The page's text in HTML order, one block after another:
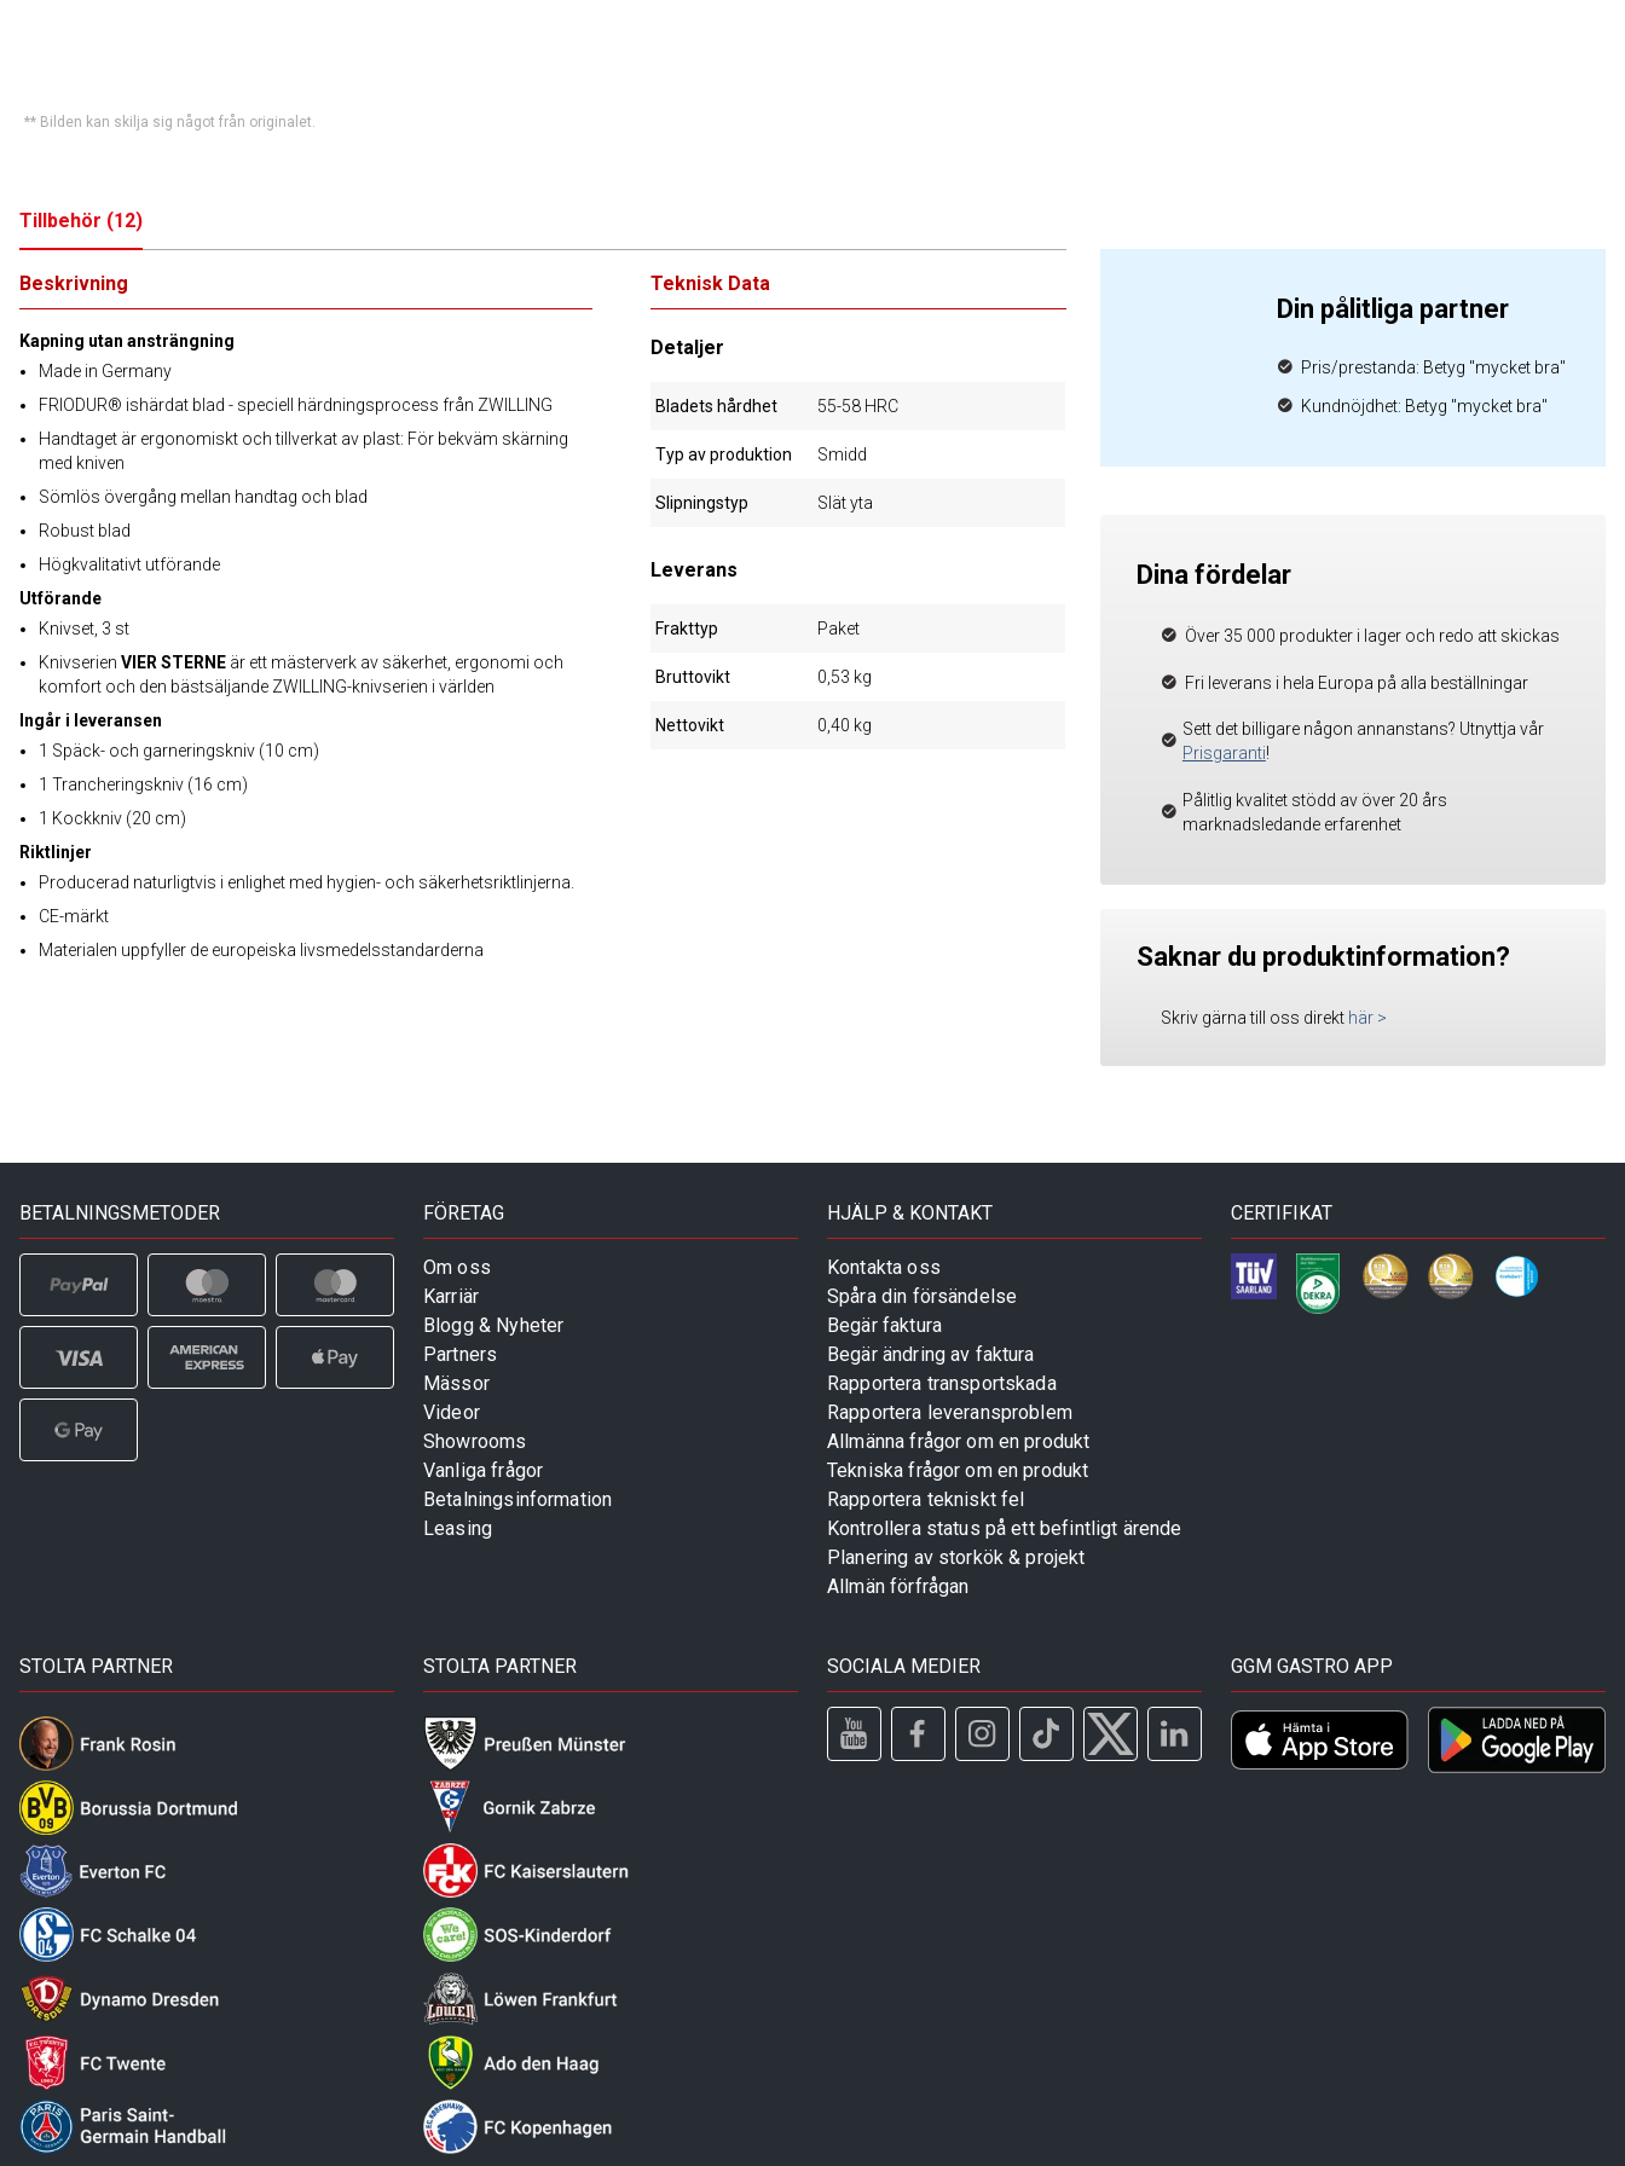
** Bilden kan skilja sig något från originalet.
Tillbehör (12)
Beskrivning
Kapning utan ansträngning
Made in Germany
FRIODUR® ishärdat blad - speciell härdningsprocess från ZWILLING
Handtaget är ergonomiskt och tillverkat av plast: För bekväm skärning
med kniven
Sömlös övergång mellan handtag och blad
Robust blad
Högkvalitativt utförande
Utförande
Knivset, 3 st
Knivserien VIER STERNE är ett mästerverk av säkerhet, ergonomi och
komfort och den bästsäljande ZWILLING-knivserien i världen
Ingår i leveransen
1 Späck- och garneringskniv (10 cm)
1 Trancheringskniv (16 cm)
1 Kockkniv (20 cm)
Riktlinjer
Producerad naturligtvis i enlighet med hygien- och säkerhetsriktlinjerna.
CE-märkt
Materialen uppfyller de europeiska livsmedelsstandarderna
Teknisk Data
Detaljer
Bladets hårdhet 55-58 HRC
Typ av produktion Smidd
Slipningstyp Slät yta
Leverans
Frakttyp Paket
Bruttovikt 0,53 kg
Nettovikt 0,40 kg
Din pålitliga partner
Pris/prestanda: Betyg "mycket bra"
Kundnöjdhet: Betyg "mycket bra"
Dina fördelar
Över 35 000 produkter i lager och redo att skickas
Fri leverans i hela Europa på alla beställningar
Sett det billigare någon annanstans? Utnyttja vår
Prisgaranti!
Pålitlig kvalitet stödd av över 20 års
marknadsledande erfarenhet
Saknar du produktinformation?
Skriv gärna till oss direkt här >
BETALNINGSMETODER FÖRETAG
Om oss
Karriär
Blogg & Nyheter
Partners
Mässor
Videor
Showrooms
Vanliga frågor
Betalningsinformation
Leasing
HJÄLP & KONTAKT
Kontakta oss
Spåra din försändelse
Begär faktura
Begär ändring av faktura
Rapportera transportskada
Rapportera leveransproblem
Allmänna frågor om en produkt
Tekniska frågor om en produkt
Rapportera tekniskt fel
Kontrollera status på ett befintligt ärende
Planering av storkök & projekt
Allmän förfrågan
CERTIFIKAT
STOLTA PARTNER STOLTA PARTNER SOCIALA MEDIER GGM GASTRO APP